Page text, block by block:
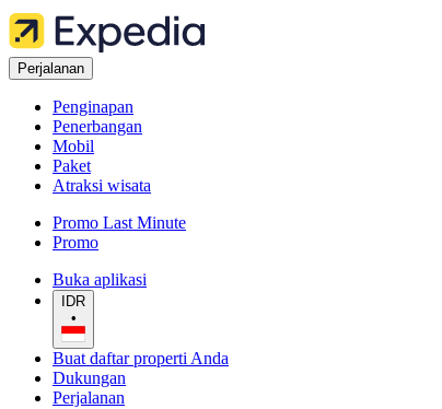
Perjalanan
Penginapan
Penerbangan
Mobil
Paket
Atraksi wisata
Promo Last Minute
Promo
Buka aplikasi
IDR
•
Buat daftar properti Anda
Dukungan
Perjalanan